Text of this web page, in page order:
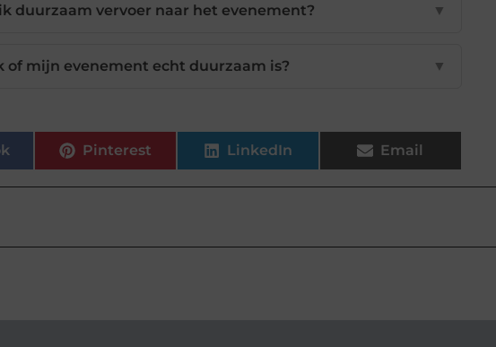
duurzaam vervoer naar het evenement? ▼
of mijn evenement echt duurzaam is? ▼
Pinterest LinkedIn Email